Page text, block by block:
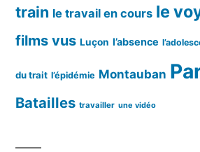
train le travail en cours le
films vus Luçon l’absence
du trait l’épidémie Montauban
Batailles travailler une vidéo